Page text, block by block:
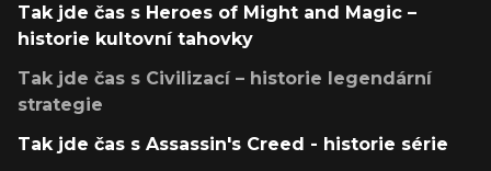
Tak jde čas s Heroes of Might and Magic –
historie kultovní tahovky
Tak jde čas s Civilizací – historie legendární
strategie
Tak jde čas s Assassin's Creed - historie série